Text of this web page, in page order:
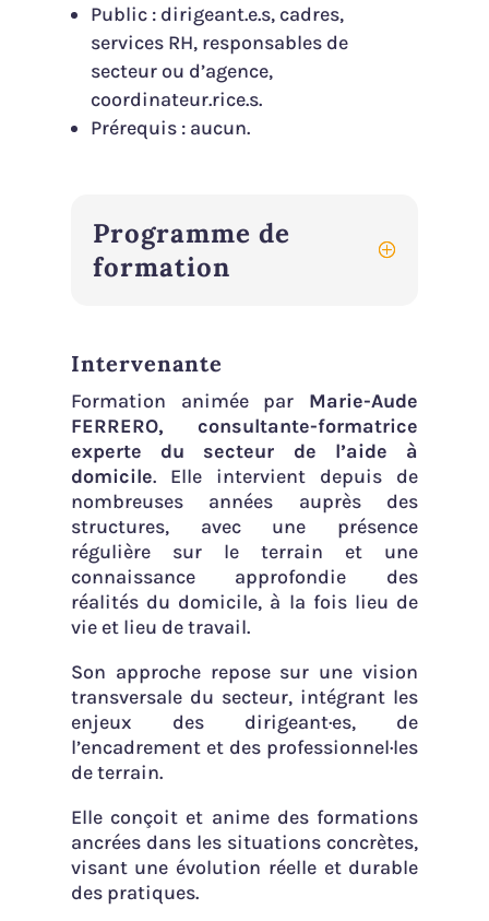
Public : dirigeant.e.s, cadres,
services RH, responsables de
secteur ou d’agence,
coordinateur.rice.s.
Prérequis : aucun.
Programme de
formation
Intervenante
Formation animée par Marie-Aude
FERRERO, consultante-formatrice
experte du secteur de l’aide à
domicile. Elle intervient depuis de
nombreuses années auprès des
structures, avec une présence
régulière sur le terrain et une
connaissance approfondie des
réalités du domicile, à la fois lieu de
vie et lieu de travail.
Son approche repose sur une vision
transversale du secteur, intégrant les
enjeux des dirigeant·es, de
l’encadrement et des professionnel·les
de terrain.
Elle conçoit et anime des formations
ancrées dans les situations concrètes,
visant une évolution réelle et durable
des pratiques.